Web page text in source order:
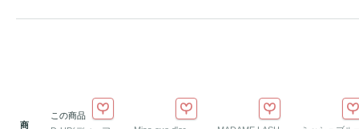
商
この商品